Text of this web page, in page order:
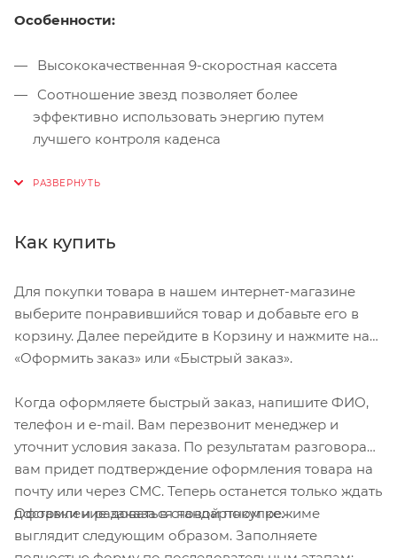
Особенности:
Высококачественная 9-скоростная кассета
Cоотношение звезд позволяет более
эффективно использовать энергию путем
лучшего контроля каденса
потери жесткости •
Набор звезд 11-32 зубьев
Как купить
Для покупки товара в нашем интернет-магазине
выберите понравившийся товар и добавьте его в
корзину. Далее перейдите в Корзину и нажмите на
«Оформить заказ» или «Быстрый заказ».
Когда оформляете быстрый заказ, напишите ФИО,
телефон и e-mail. Вам перезвонит менеджер и
уточнит условия заказа. По результатам разговора
вам придет подтверждение оформления товара на
почту или через СМС. Теперь останется только ждать
доставки и радоваться новой покупке.
Оформление заказа в стандартном режиме
выглядит следующим образом. Заполняете